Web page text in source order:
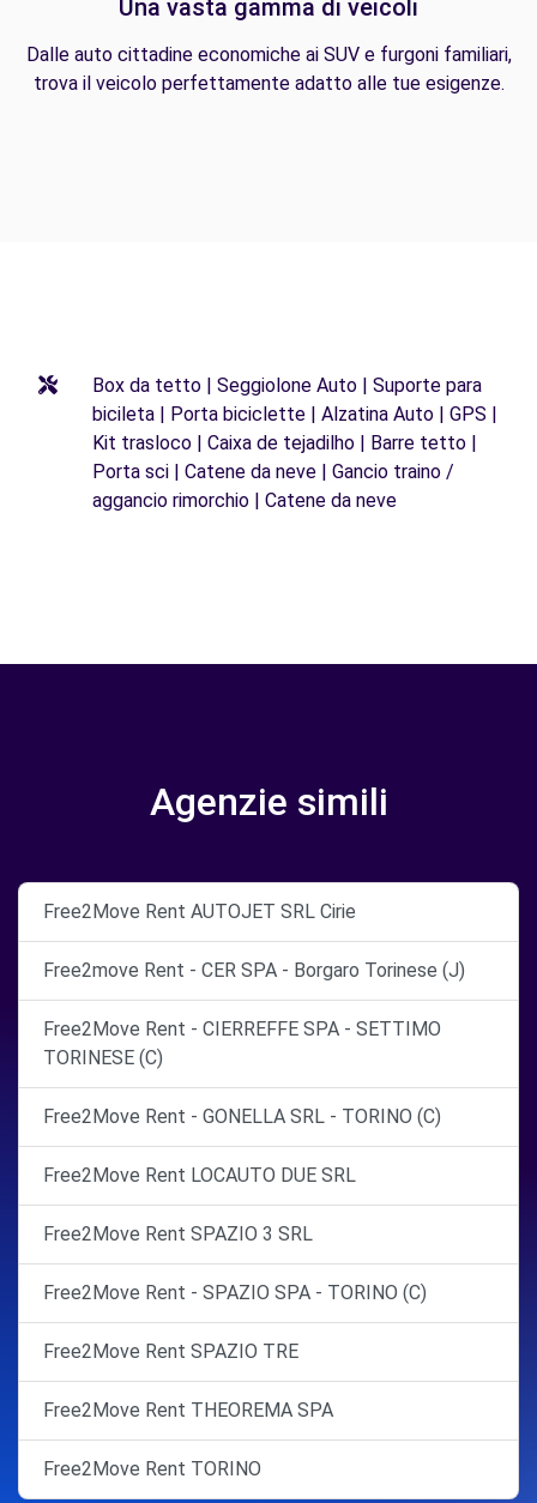
Una vasta gamma di veicoli
Dalle auto cittadine economiche ai SUV e furgoni familiari,
trova il veicolo perfettamente adatto alle tue esigenze.
Box da tetto | Seggiolone Auto | Suporte para
bicileta | Porta biciclette | Alzatina Auto | GPS |
Kit trasloco | Caixa de tejadilho | Barre tetto |
Porta sci | Catene da neve | Gancio traino /
aggancio rimorchio | Catene da neve
Agenzie simili
Free2Move Rent AUTOJET SRL Cirie
Free2move Rent - CER SPA - Borgaro Torinese (J)
Free2Move Rent - CIERREFFE SPA - SETTIMO
TORINESE (C)
Free2Move Rent - GONELLA SRL - TORINO (C)
Free2Move Rent LOCAUTO DUE SRL
Free2Move Rent SPAZIO 3 SRL
Free2Move Rent - SPAZIO SPA - TORINO (C)
Free2Move Rent SPAZIO TRE
Free2Move Rent THEOREMA SPA
Free2Move Rent TORINO